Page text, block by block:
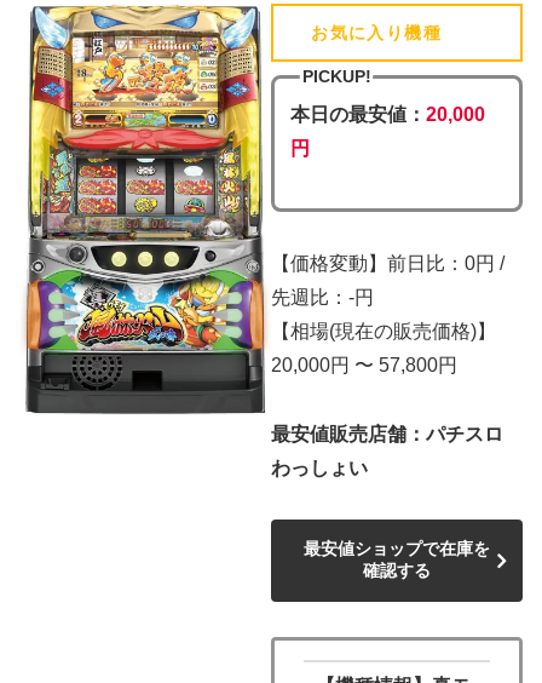
お気に入り機種
PICKUP!
本日の最安値： 20,000
円
【価格変動】前日比：0円 /
先週比：-円
【相場(現在の販売価格)】
20,000円 〜 57,800円
最安値販売店舗：パチスロ
わっしょい
最安値ショップで在庫を
確認する